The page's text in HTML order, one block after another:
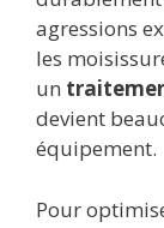
agressions
les
un
devient
équipement.
Pour